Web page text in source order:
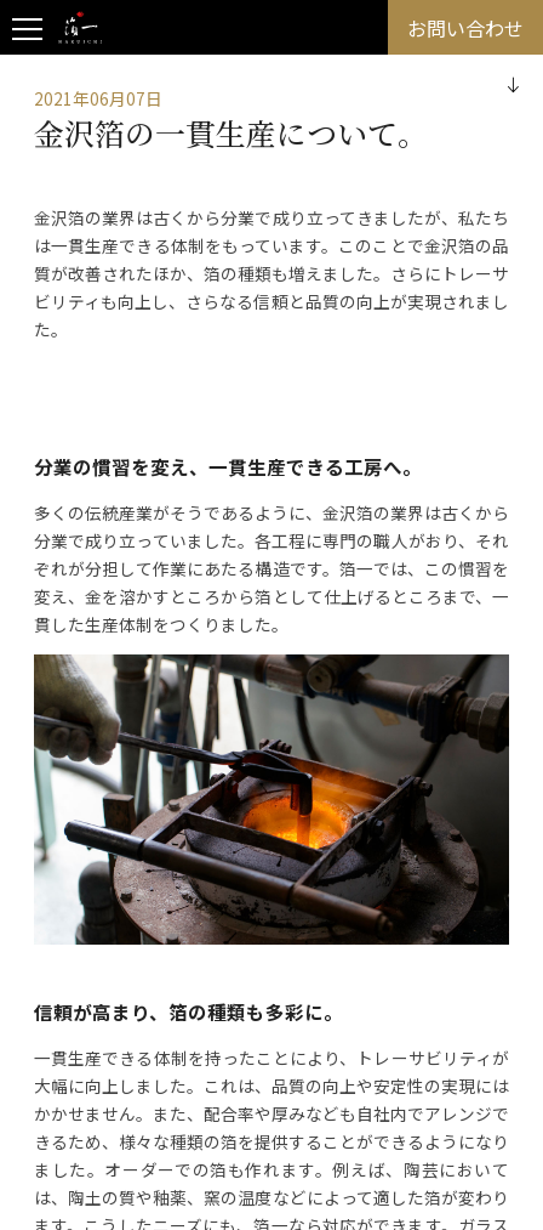
お問い合わせ
2021年06月07日
金沢箔の一貫生産について。
金沢箔の業界は古くから分業で成り立ってきましたが、私たち
は一貫生産できる体制をもっています。このことで金沢箔の品
質が改善されたほか、箔の種類も増えました。さらにトレーサ
ビリティも向上し、さらなる信頼と品質の向上が実現されまし
た。
分業の慣習を変え、一貫生産できる工房へ。
多くの伝統産業がそうであるように、金沢箔の業界は古くから
分業で成り立っていました。各工程に専門の職人がおり、それ
ぞれが分担して作業にあたる構造です。箔一では、この慣習を
変え、金を溶かすところから箔として仕上げるところまで、一
貫した生産体制をつくりました。
信頼が高まり、箔の種類も多彩に。
一貫生産できる体制を持ったことにより、トレーサビリティが
大幅に向上しました。これは、品質の向上や安定性の実現には
かかせません。また、配合率や厚みなども自社内でアレンジで
きるため、様々な種類の箔を提供することができるようになり
ました。オーダーでの箔も作れます。例えば、陶芸において
は、陶土の質や釉薬、窯の温度などによって適した箔が変わり
ます。こうしたニーズにも、箔一なら対応ができます。ガラス